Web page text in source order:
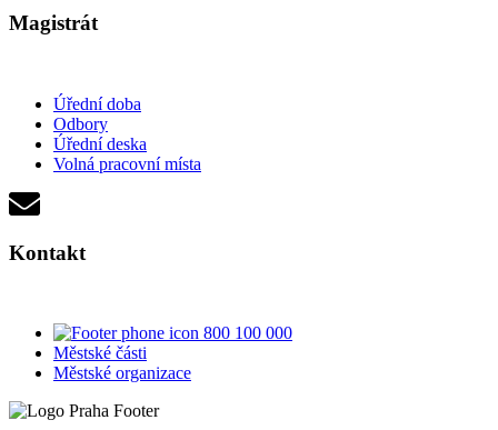
Magistrát
Úřední doba
Odbory
Úřední deska
Volná pracovní místa
Kontakt
800 100 000
Městské části
Městské organizace